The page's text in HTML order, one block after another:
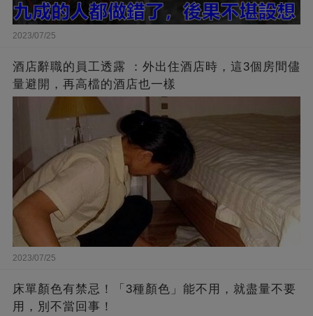
2023/07/25
酒店辭職的員工透露 ：外出住酒店時，這3個房間儘
量避開，再高檔的酒店也一樣
2023/07/25
床單顏色有禁忌！「3種顏色」能不用，就盡量不要
用，別不當回事！